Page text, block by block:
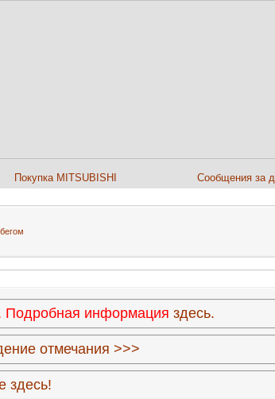
Покупка MITSUBISHI Сообщения за
Подробная информация здесь.
отмечания >>>
здесь!